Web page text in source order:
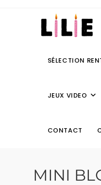
SÉLECTION
JEUX VIDEO
CONTACT
MINI